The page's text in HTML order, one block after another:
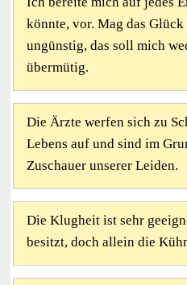
könnte, vor. Mag das
ungünstig, das soll mich
übermütig.
Die Ärzte werfen sich zu
Lebens auf und sind im
Zuschauer unserer Leiden.
Die Klugheit ist sehr
besitzt, doch allein die